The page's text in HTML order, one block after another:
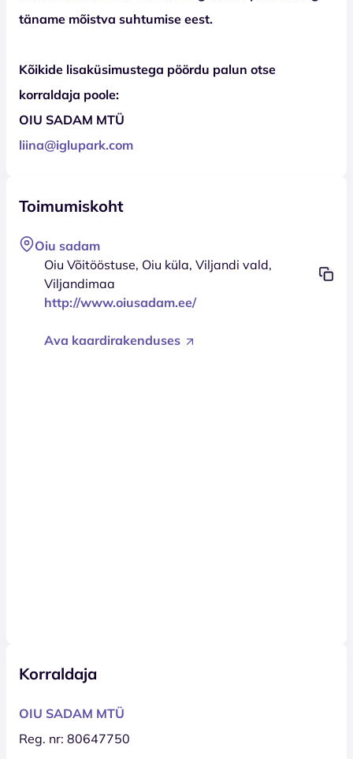
täname mõistva suhtumise eest.
Kõikide lisaküsimustega pöördu palun otse
korraldaja poole:
OIU SADAM MTÜ
liina@iglupark.com
Toimumiskoht
Oiu sadam
Oiu Võitööstuse, Oiu küla, Viljandi vald,
Viljandimaa
http://www.oiusadam.ee/
Ava kaardirakenduses
Korraldaja
OIU SADAM MTÜ
Reg. nr: 80647750